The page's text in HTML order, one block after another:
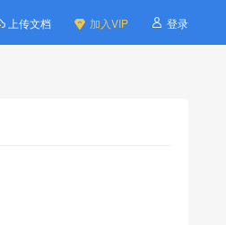
上传文档 加入VIP 登录